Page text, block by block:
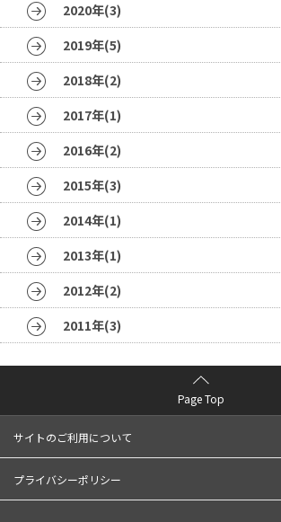
2020年(3)
2019年(5)
2018年(2)
2017年(1)
2016年(2)
2015年(3)
2014年(1)
2013年(1)
2012年(2)
2011年(3)
Page Top
サイトのご利用について
プライバシーポリシー